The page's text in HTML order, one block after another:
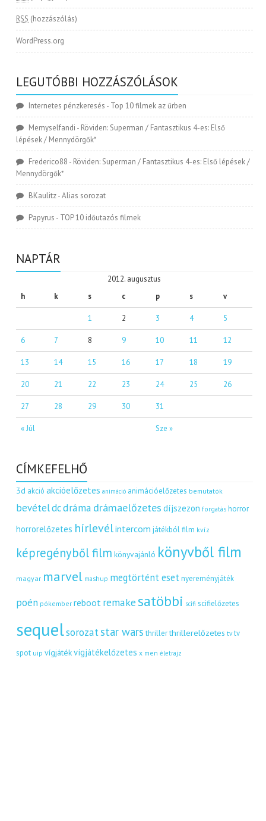
RSS (hozzászólás)
WordPress.org
LEGUTÓBBI HOZZÁSZÓLÁSOK
Internetes pénzkeresés - Top 10 filmek az űrben
Memyselfandi - Röviden: Superman / Fantasztikus 4-es: Első
lépések / Mennydörgők*
Frederico88 - Röviden: Superman / Fantasztikus 4-es: Első lépések /
Mennydörgők*
BKaulitz-Alias sorozat
Papyrus - TOP 10 időutazós filmek
NAPTÁR
2012. augusztus
h
k s c p s v
« Júl Sze »
1 2 3 4 5
6 7 8 9 10 11 12
13 14 15 16 17 18 19
20 21 22 23 24 25 26
27 28 29 30 31
CÍMKEFELHŐ
3d akció akcióelőzetes animáció animációelőzetes bemutatók
bevételdcdráma drámaelőzetes díjszezon forgatás horror
horrorelőzetes hírlevélintercom játékból film kvíz
képregényből film könyvajánló könyvből film
magyar marvel mashup megtörtént eset nyereményjáték
poén pókember reboot remakesatöbbi scifi scifielőzetes
sequelsorozatstar wars thriller thrillerelőzetes tv tv
spot uip vígjátékvígjátékelőzetes x men életrajz